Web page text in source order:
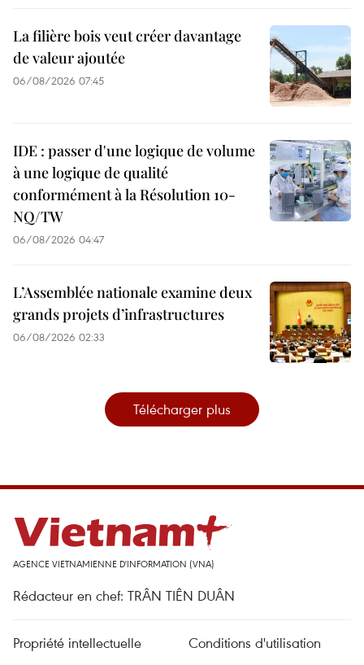
La filière bois veut créer davantage
de valeur ajoutée
06/08/2026 07:45
IDE : passer d'une logique de volume
à une logique de qualité
conformément à la Résolution 10-
NQ/TW
06/08/2026 04:47
L’Assemblée nationale examine deux
grands projets d’infrastructures
06/08/2026 02:33
Télécharger plus
AGENCE VIETNAMIENNE D'INFORMATION (VNA)
Rédacteur en chef: TRÂN TIÊN DUÂN
Propriété intellectuelle
Conditions d'utilisation